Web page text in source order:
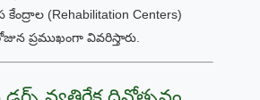
(Rehabilitation Centers)
ప్రముఖంగా వివరిస్తారు.